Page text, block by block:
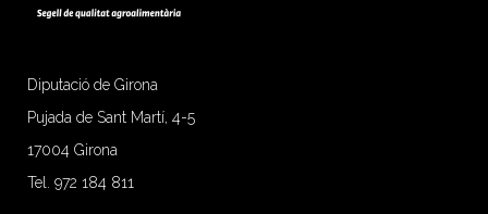
Diputació de Girona
Pujada de Sant Martí, 4-5
17004 Girona
Tel. 972 184 811